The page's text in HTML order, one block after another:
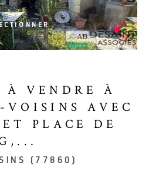
À VENDRE À
VOISINS AVEC
PLACE DE
(77860)